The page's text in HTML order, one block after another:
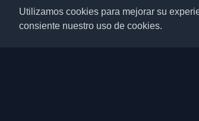
Utilizamos cookies para mejorar su
consiente nuestro uso de cookies.